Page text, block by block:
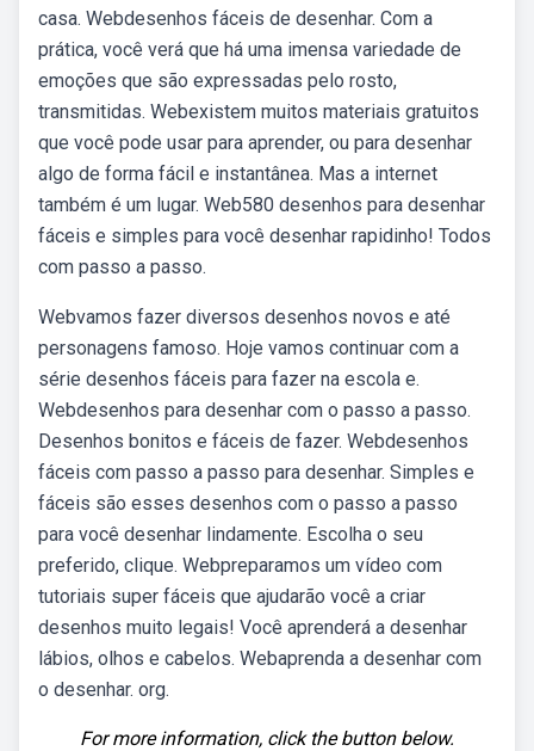
casa. Webdesenhos fáceis de desenhar. Com a
prática, você verá que há uma imensa variedade de
emoções que são expressadas pelo rosto,
transmitidas. Webexistem muitos materiais gratuitos
que você pode usar para aprender, ou para desenhar
algo de forma fácil e instantânea. Mas a internet
também é um lugar. Web580 desenhos para desenhar
fáceis e simples para você desenhar rapidinho! Todos
com passo a passo.
Webvamos fazer diversos desenhos novos e até
personagens famoso. Hoje vamos continuar com a
série desenhos fáceis para fazer na escola e.
Webdesenhos para desenhar com o passo a passo.
Desenhos bonitos e fáceis de fazer. Webdesenhos
fáceis com passo a passo para desenhar. Simples e
fáceis são esses desenhos com o passo a passo
para você desenhar lindamente. Escolha o seu
preferido, clique. Webpreparamos um vídeo com
tutoriais super fáceis que ajudarão você a criar
desenhos muito legais! Você aprenderá a desenhar
lábios, olhos e cabelos. Webaprenda a desenhar com
o desenhar. org.
For more information, click the button below.